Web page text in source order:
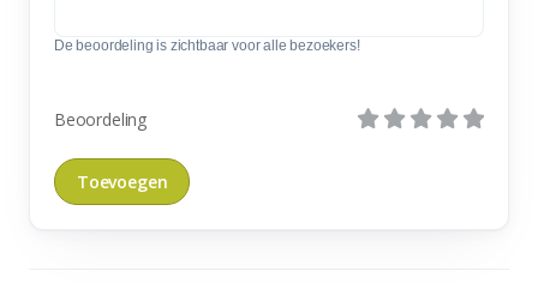
De beoordeling is zichtbaar voor alle bezoekers!
Beoordeling